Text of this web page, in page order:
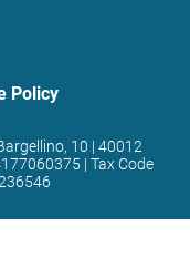
Policy
10 | 40012
| Tax Code